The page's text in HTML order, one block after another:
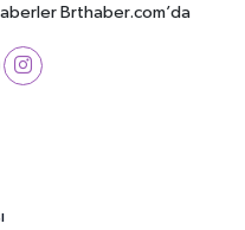
Brthaber.com’da